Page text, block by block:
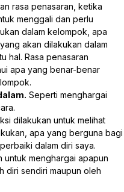
rasa penasaran, ketika
menggali dan perlu
dalam kelompok, apa
akan dilakukan dalam
hal. Rasa penasaran
apa yang benar-benar
Seperti menghargai
dilakukan untuk melihat
apa yang berguna bagi
dalam diri saya.
untuk menghargai apapun
diri sendiri maupun oleh